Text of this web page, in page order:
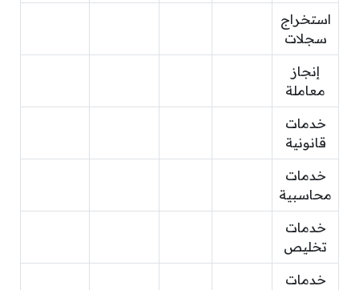
استخراج
سجلات
إنجاز
معاملة
خدمات
قانونية
خدمات
محاسبية
خدمات
تخليص
خدمات